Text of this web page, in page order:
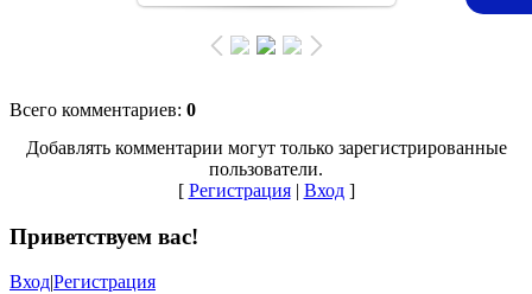
Всего комментариев: 0
Добавлять комментарии могут только зарегистрированные
пользователи.
[ Регистрация| Вход]
Приветствуем вас!
Вход|Регистрация